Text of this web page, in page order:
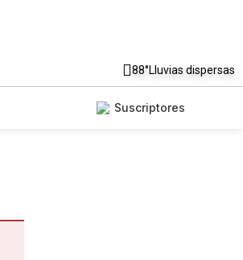
88°Lluvias dispersas
Suscriptores